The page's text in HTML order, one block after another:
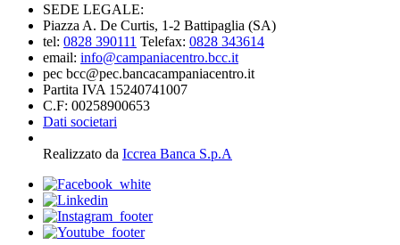
SEDE LEGALE:
Piazza A. De Curtis, 1-2 Battipaglia (SA)
tel: 0828 390111 Telefax: 0828 343614
email: info@campaniacentro.bcc.it
pec bcc@pec.bancacampaniacentro.it
Partita IVA 15240741007
C.F: 00258900653
Dati societari
Realizzato da Iccrea Banca S.p.A